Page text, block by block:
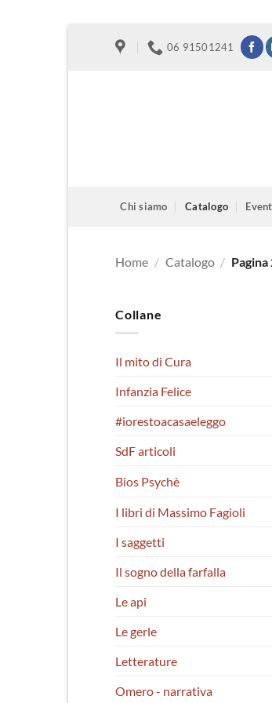
06 91501241
Chi siamo Catalogo
Home / Catalogo / Pagina
Collane
Il mito di Cura
Infanzia Felice
#iorestoacasaeleggo
SdF articoli
Bios Psychè
I libri di Massimo Fagioli
I saggetti
Il sogno della farfalla
Le api
Le gerle
Letterature
Omero - narrativa